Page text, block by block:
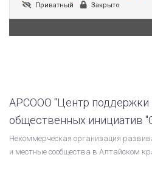
Приватный
Закрыто
АРСООО "Центр поддержки
общественных инициатив
Некоммерческая организация
и местные сообщества в Алтайском